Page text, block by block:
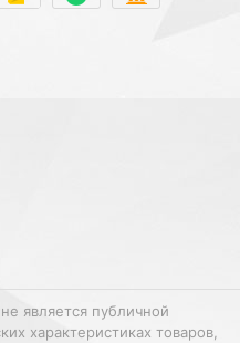
является публичной
характеристиках товаров,